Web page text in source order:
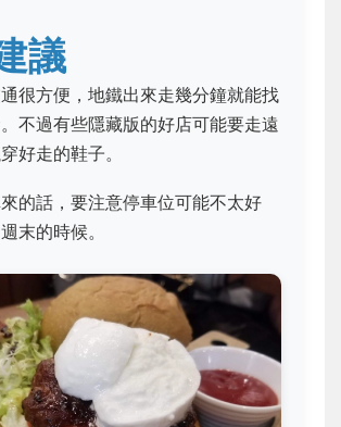
議
很方便，地鐵出來走幾分鐘就能找
不過有些隱藏版的好店可能要走遠
好走的鞋子。
的話，要注意停車位可能不太好
末的時候。